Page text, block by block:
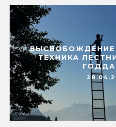
ВЫСВОБОЖДЕНИЕ
ТЕХНИКА